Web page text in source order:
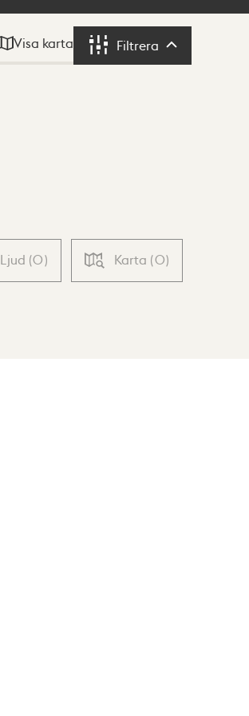
Visa karta Filtrera Filtrera
Ljud (0) Karta (0)